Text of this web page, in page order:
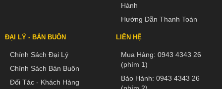
Hành
Hướng Dẫn Thanh Toán
ĐẠI LÝ - BÁN BUÔN
Chính Sách Đại Lý
Chính Sách Bán Buôn
Đối Tác - Khách Hàng
LIÊN HỆ
Mua Hàng: 0943 4343 26
(phím 1)
Bảo Hành: 0943 4343 26